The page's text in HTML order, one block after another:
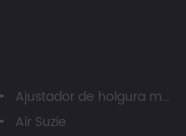
Ajustador de holgura manual
Air Suzie